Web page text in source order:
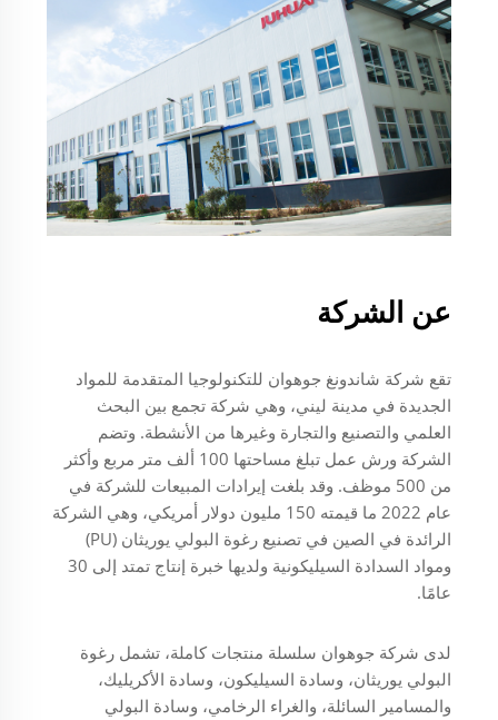
عن الشركة
تقع شركة شاندونغ جوهوان للتكنولوجيا المتقدمة للمواد
الجديدة في مدينة ليني، وهي شركة تجمع بين البحث
العلمي والتصنيع والتجارة وغيرها من الأنشطة. وتضم
الشركة ورش عمل تبلغ مساحتها 100 ألف متر مربع وأكثر
من 500 موظف. وقد بلغت إيرادات المبيعات للشركة في
عام 2022 ما قيمته 150 مليون دولار أمريكي، وهي الشركة
الرائدة في الصين في تصنيع رغوة البولي يوريثان (PU)
ومواد السدادة السيليكونية ولديها خبرة إنتاج تمتد إلى 30
عامًا.
لدى شركة جوهوان سلسلة منتجات كاملة، تشمل رغوة
البولي يوريثان، وسادة السيليكون، وسادة الأكريليك،
والمسامير السائلة، والغراء الرخامي، وسادة البولي